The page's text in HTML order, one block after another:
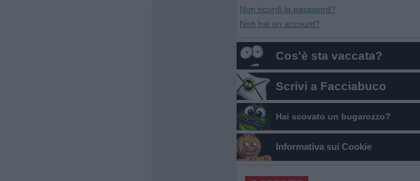
Non ricordi la password?
Non hai un account?
Cos'è sta vaccata?
Scrivi a Facciabuco
Hai scovato un bugarozzo?
Informativa sui Cookie